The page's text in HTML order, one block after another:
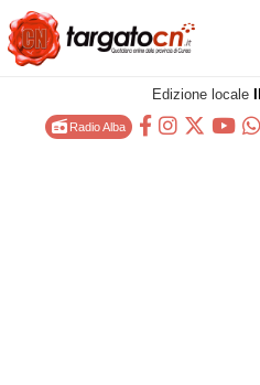
Edizione locale
Radio Alba